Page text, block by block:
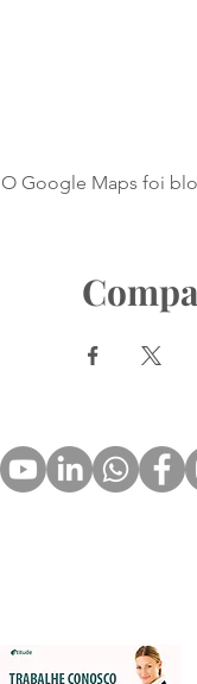
O Google Maps foi